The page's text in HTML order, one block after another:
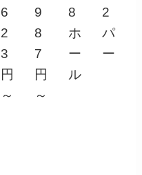
6
2
3
円
～
9
8
7
円
～
8
ホ
ー
ル
2
パ
ー